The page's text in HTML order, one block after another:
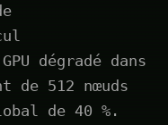
dégradé dans
de 512 nœuds
de 40 %.